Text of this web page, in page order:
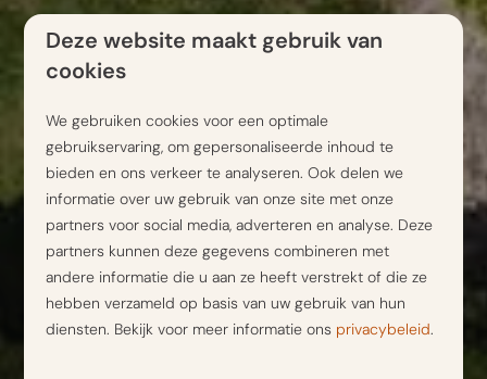
Deze website maakt gebruik van
cookies
We gebruiken cookies voor een optimale
gebruikservaring, om gepersonaliseerde inhoud te
bieden en ons verkeer te analyseren. Ook delen we
informatie over uw gebruik van onze site met onze
partners voor social media, adverteren en analyse. Deze
partners kunnen deze gegevens combineren met
andere informatie die u aan ze heeft verstrekt of die ze
hebben verzameld op basis van uw gebruik van hun
diensten. Bekijk voor meer informatie ons privacybeleid.